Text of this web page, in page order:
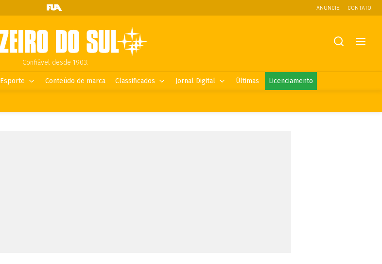
ANUNCIE CONTATO
Confiável desde 1903.
Esporte Conteúdo de marca Classificados Jornal Digital Últimas Licenciamento